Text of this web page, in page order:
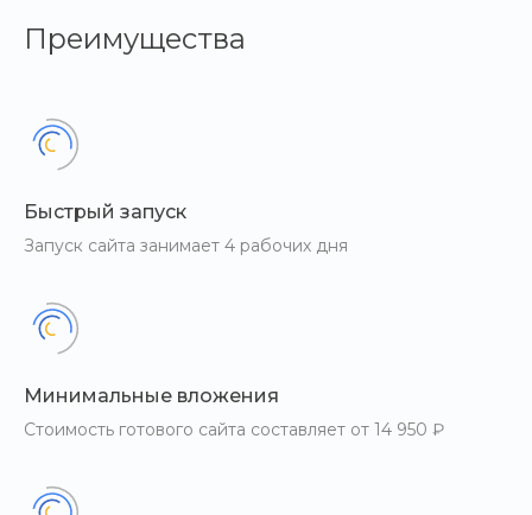
Преимущества
Быстрый запуск
Запуск сайта занимает 4 рабочих дня
Минимальные вложения
Стоимость готового сайта составляет от 14 950 ₽